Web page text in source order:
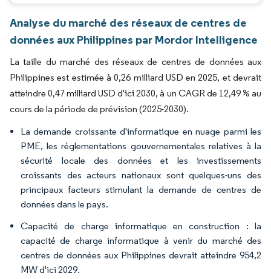
Analyse du marché des réseaux de centres de
données aux Philippines par Mordor Intelligence
La taille du marché des réseaux de centres de données aux
Philippines est estimée à 0,26 milliard USD en 2025, et devrait
atteindre 0,47 milliard USD d'ici 2030, à un CAGR de 12,49 % au
cours de la période de prévision (2025-2030).
La demande croissante d'informatique en nuage parmi les
PME, les réglementations gouvernementales relatives à la
sécurité locale des données et les investissements
croissants des acteurs nationaux sont quelques-uns des
principaux facteurs stimulant la demande de centres de
données dans le pays.
Capacité de charge informatique en construction : la
capacité de charge informatique à venir du marché des
centres de données aux Philippines devrait atteindre 954,2
MW d'ici 2029.